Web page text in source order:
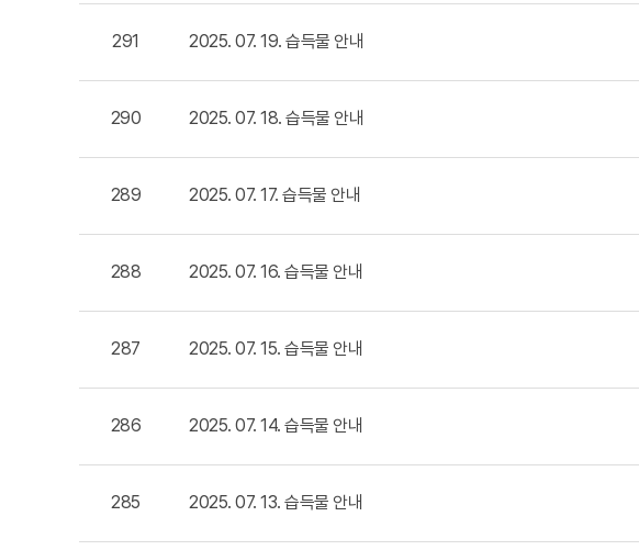
291 2025. 07. 19. 습득물 안내
290 2025. 07. 18. 습득물 안내
289 2025. 07. 17. 습득물 안내
288 2025. 07. 16. 습득물 안내
287 2025. 07. 15. 습득물 안내
286 2025. 07. 14. 습득물 안내
285 2025. 07. 13. 습득물 안내